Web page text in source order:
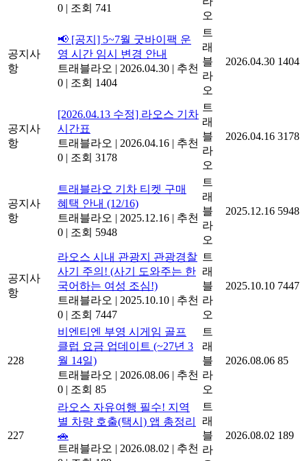
작성 방법(업데이트)
0 | 조회 741
래
블
라
오
📢 [공지] 5~7월 굿바이팩 운
영 시간 임시 변경 안내
0 | 조회 1404
트
래
블
라
오
[2026.04.13 수정] 라오스 기차
시간표
0 | 조회 3178
트
래
블
라
오
트래블라오 기차 티켓 구매
혜택 안내 (12/16)
트래블라오
2025.12.16 | 추천
0 | 조회 5948
트
래
블
라
오
라오스 시내 관광지 관광경찰
사기 주의! (사기 도와주는 한
국어하는 여성 조심!)
트래블라오 | 2025.10.10 | 추천
0 | 조회 7447
트
래
블
라
오
비엔티엔 부영 시게임 골프
클럽 요금 업데이트 (~27년 3
월 14일)
트래블라오 | 2026.08.06 | 추천
0 | 조회 85
트
래
블
라
오
라오스 자유여행 필수! 지역
별 차량 호출(택시) 앱 총정리
트
래